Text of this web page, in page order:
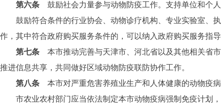
第六条 鼓励社会力量参与动物防疫工作。支持单位和个
鼓励符合条件的行业协会、动物诊疗机构、专业实验室、执
作，其中符合政府购买服务条件的，可以纳入政府购买服务指
第七条 本市推动完善与天津市、河北省以及其他相关省
推进信息共享，共同做好区域动物防疫联防协作工作。
第八条 本市对严重危害养殖业生产和人体健康的动物疫
市农业农村部门应当依法制定本市动物疫病强制免疫计划